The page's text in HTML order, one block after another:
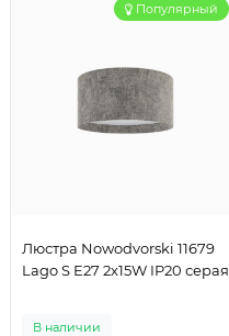
Популярный
Люстра Nowodvorski 11679
Lago S E27 2x15W IP20 серая
В наличии